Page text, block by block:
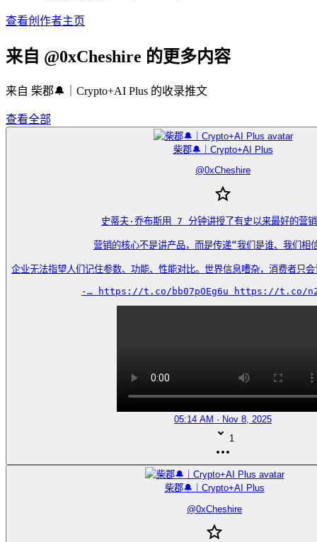
查看创作者主页
来自 @0xCheshire 的更多内容
来自 柴郡🔔｜Crypto+AI Plus 的收录推文
查看全部
柴郡🔔｜Crypto+AI Plus
@0xCheshire
史蒂夫·乔布斯用 7 分钟讲授了有史以来最好的营
营销的核心不是讲产品，而是传递“我们是谁、我们相
企业无法指望人们记住参数、功能、性能对比。世界信息嘈杂，消费者只
-… https://t.co/bb07pOEg6u https://t.co/
05:14 AM · Nov 8, 2025
1
柴郡🔔｜Crypto+AI Plus
@0xCheshire